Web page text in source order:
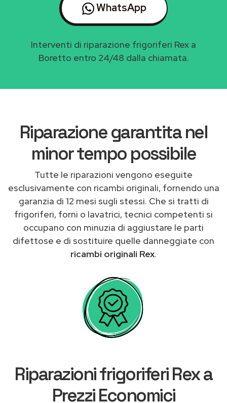
WhatsApp
Interventi di riparazione frigoriferi Rex a
Boretto entro 24/48 dalla chiamata.
Riparazione garantita nel
minor tempo possibile
Tutte le riparazioni vengono eseguite
esclusivamente con ricambi originali, fornendo una
garanzia di 12 mesi sugli stessi. Che si tratti di
frigoriferi, forni o lavatrici, tecnici competenti si
occupano con minuzia di aggiustare le parti
difettose e di sostituire quelle danneggiate con
ricambi originali Rex.
Riparazioni frigoriferi Rex a
Prezzi Economici